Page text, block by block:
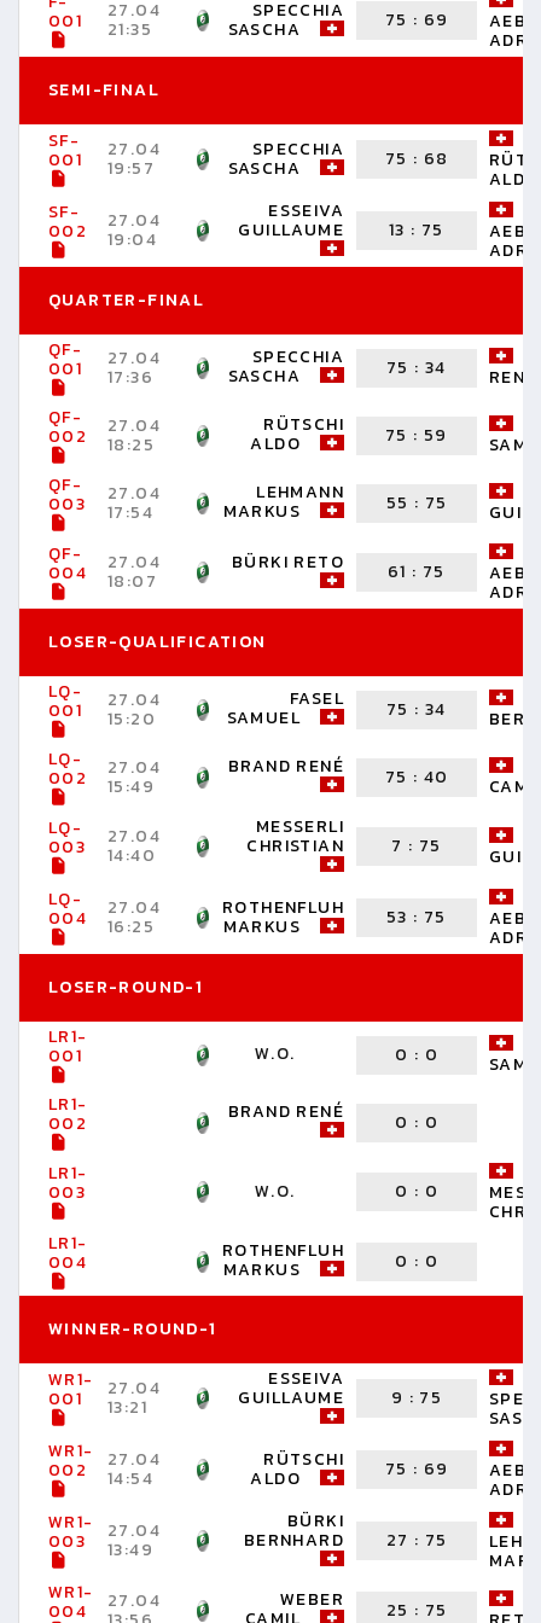
001 27.04
21:35
SPECCHIA
SASCHA 75 : 69
SEMI-FINAL
SF-
001 27.04
19:57
SPECCHIA
SASCHA 75 : 68
ALDO
SF-
002 27.04
19:04
ESSEIVA
GUILLAUME 13 : 75
QUARTER-FINAL
QF-
001 27.04
17:36
SPECCHIA
SASCHA 75 :34
RENÉ
QF-
002 27.04
18:25
RÜTSCHI
ALDO 75 : 59
QF-
003 27.04
17:54
LEHMANN
MARKUS 55 : 75
QF-
004 27.04
18:07
BÜRKI RETO 61 : 75
LOSER-QUALIFICATION
LQ-
001 27.04
15:20
FASEL
SAMUEL 75 :34
LQ-
002 27.04
15:49
BRAND RENÉ 75 : 40
LQ-
003 27.04
14:40
MESSERLI
CHRISTIAN 7 : 75
LQ-
004 27.04
16:25
ROTHENFLUH
MARKUS 53 : 75
LOSER-ROUND-1
LR1-
001 W.O. 0 : 0
LR1-
002 BRAND RENÉ 0 : 0
LR1-
003 W.O. 0 : 0
LR1-
004 ROTHENFLUH
MARKUS 0 : 0
WINNER-ROUND-1
WR1-
001 27.04
13:21
ESSEIVA
GUILLAUME 9 : 75
WR1-
002 27.04
14:54
RÜTSCHI
ALDO 75 : 69
WR1-
003 27.04
13:49
BÜRKI
BERNHARD 27 : 75
WR1-
004 27.04 WEBER 25 : 75